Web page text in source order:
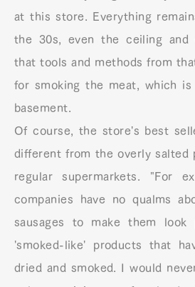
at this store. Everything
the 30s, even the ceiling and
that tools and methods from
for smoking the meat, which
basement.
Of course, the store's best
different from the overly salted
regular supermarkets. "For
companies have no qualms
sausages to make them look
'smoked-like' products that
dried and smoked. I would